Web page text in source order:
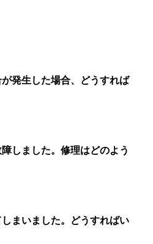
発生した場合、どうすれば
しました。修理はどのよう
まいました。どうすればい